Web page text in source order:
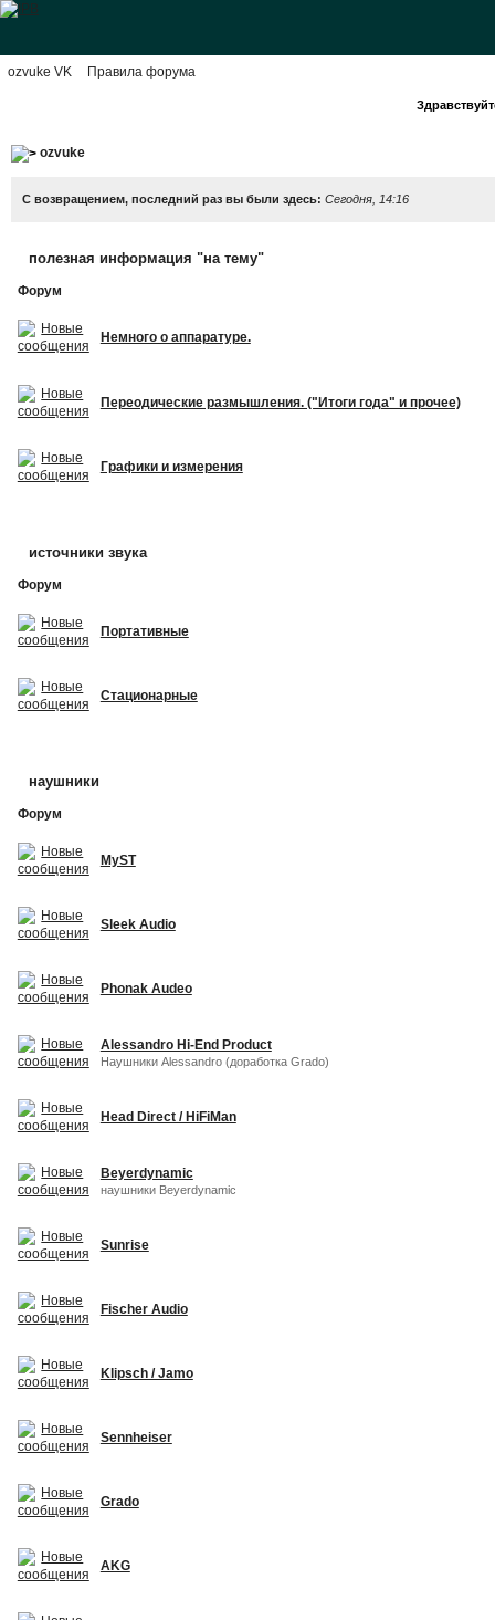
ozvuke VK Правила форума
ozvuke
С возвращением, последний раз вы были здесь: Сегодня, 14:16
полезная информация "на тему"
Форум
Немного о аппаратуре.
Переодические размышления. ("Итоги года" и прочее)
Графики и измерения
источники звука
Форум
Портативные
Стационарные
наушники
Форум
MyST
Sleek Audio
Phonak Audeo
Alessandro Hi-End Product
Наушники Alessandro (доработка Grado)
Head Direct / HiFiMan
Beyerdynamic
наушники Beyerdynamic
Sunrise
Fischer Audio
Klipsch / Jamo
Sennheiser
Grado
AKG